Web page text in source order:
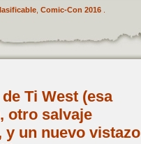
, Comic-Con 2016.
Ti West (esa
otro salvaje
y un nuevo vistazo